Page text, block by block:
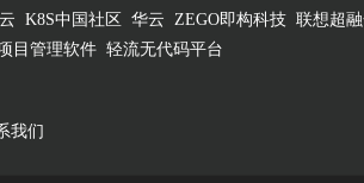
K8S中国社区 华云 ZEGO即构科技 联想超
目管理软件 轻流无代码平台
我们